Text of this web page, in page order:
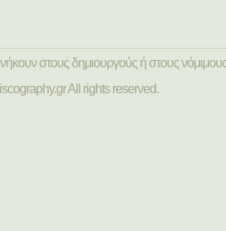
στους δημιουργούς ή στους
All rights reserved.